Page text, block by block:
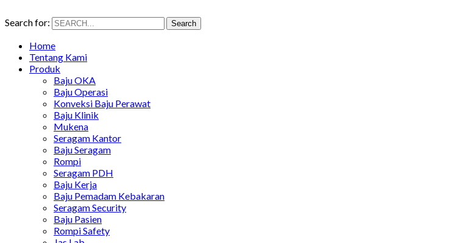
Search for: Search
Home
Tentang Kami
Produk
Baju OKA
Baju Operasi
Konveksi Baju Perawat
Baju Klinik
Mukena
Seragam Kantor
Baju Seragam
Rompi
Seragam PDH
Baju Kerja
Baju Pemadam Kebakaran
Seragam Security
Baju Pasien
Rompi Safety